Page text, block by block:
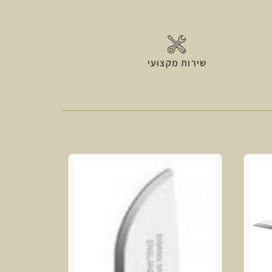
שירות מקצועי